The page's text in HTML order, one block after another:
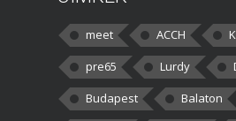
meet ACCH
pre65
Lurdy
Budapest
Balaton